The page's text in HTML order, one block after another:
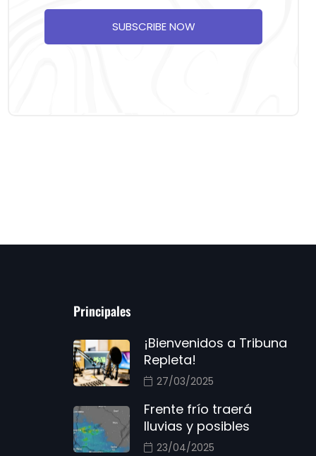
SUBSCRIBE NOW
Principales
¡Bienvenidos a Tribuna
Repleta!
27/03/2025
Frente frío traerá
lluvias y posibles
23/04/2025